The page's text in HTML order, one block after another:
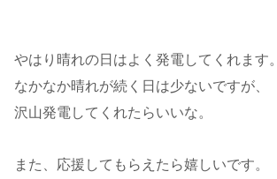
やはり晴れの日はよく発電してくれます。
なかなか晴れが続く日は少ないですが、
沢山発電してくれたらいいな。
また、応援してもらえたら嬉しいです。